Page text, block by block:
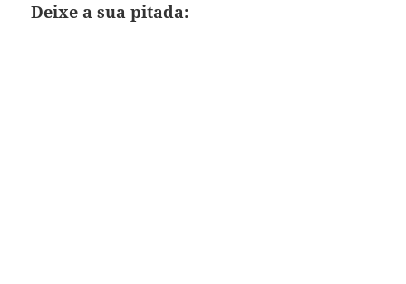
Deixe a sua pitada: